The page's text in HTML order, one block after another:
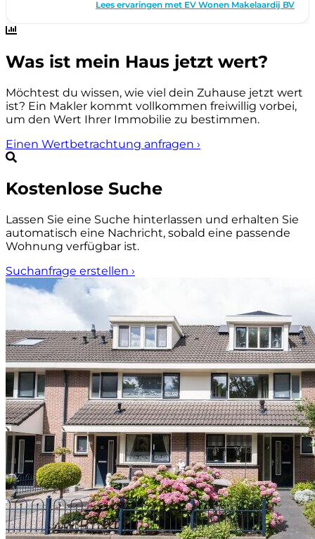
Was ist mein Haus jetzt wert?
Möchtest du wissen, wie viel dein Zuhause jetzt wert
ist? Ein Makler kommt vollkommen freiwillig vorbei,
um den Wert Ihrer Immobilie zu bestimmen.
Einen Wertbetrachtung anfragen ›
Kostenlose Suche
Lassen Sie eine Suche hinterlassen und erhalten Sie
automatisch eine Nachricht, sobald eine passende
Wohnung verfügbar ist.
Suchanfrage erstellen ›